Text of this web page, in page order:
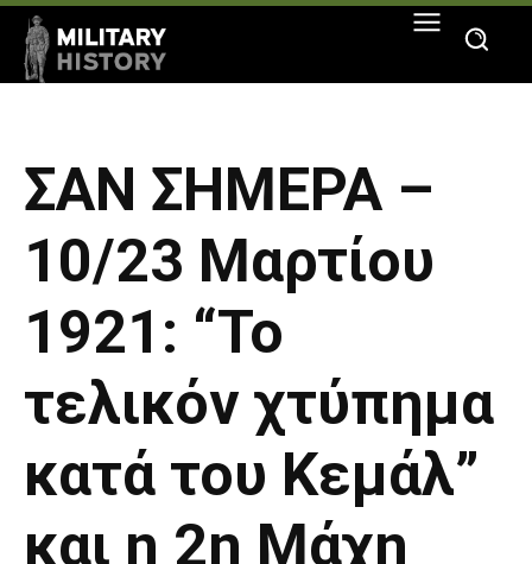
ΣΑΝ ΣΗΜΕΡΑ –
10/23 Μαρτίου
1921: “Το
τελικόν χτύπημα
κατά του Κεμάλ”
και η 2η Μάχη